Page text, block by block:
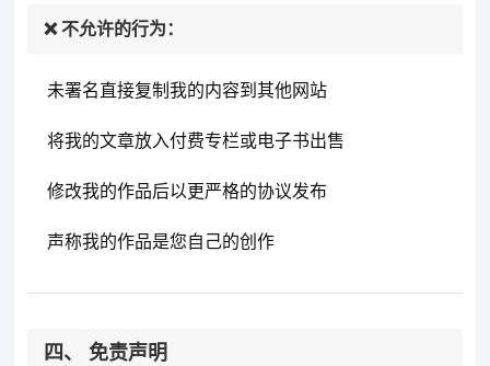
❌ 不允许的行为：
未署名直接复制我的内容到其他网站
将我的文章放入付费专栏或电子书出售
修改我的作品后以更严格的协议发布
声称我的作品是您自己的创作
四、 免责声明